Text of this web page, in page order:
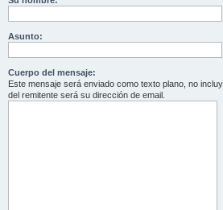
Asunto:
Cuerpo del mensaje:
Este mensaje será enviado como texto plano, no
del remitente será su dirección de email.